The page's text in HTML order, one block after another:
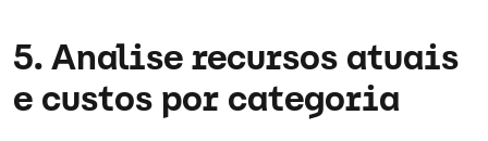
5. Analise recursos atuais
e custos por categoria